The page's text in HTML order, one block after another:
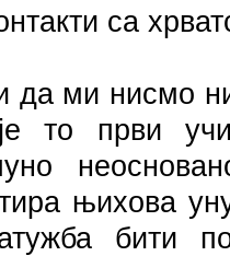
са
да ми нисмо
то први
њихова
бити